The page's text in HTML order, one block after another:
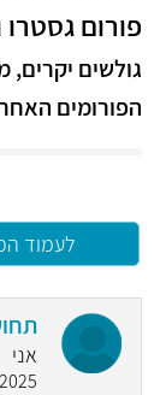
פורום
גולשים
הפורומים
לעמוד
אני
22:12